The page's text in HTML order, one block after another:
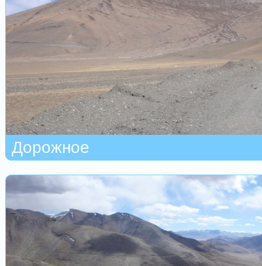
Дорожное